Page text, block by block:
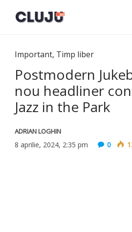
Important, Timp liber
Postmodern
nou headliner
Jazz in the Park
ADRIAN LOGHIN
8 aprilie, 2024, 2:35 pm 0